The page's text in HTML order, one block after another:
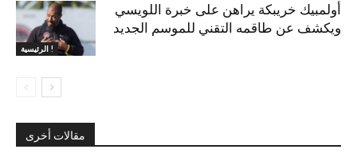
الرئيسية !
أولمبيك خريبكة يراهن على خبرة اللويسي
ويكشف عن طاقمه التقني للموسم الجديد
مقالات أخرى